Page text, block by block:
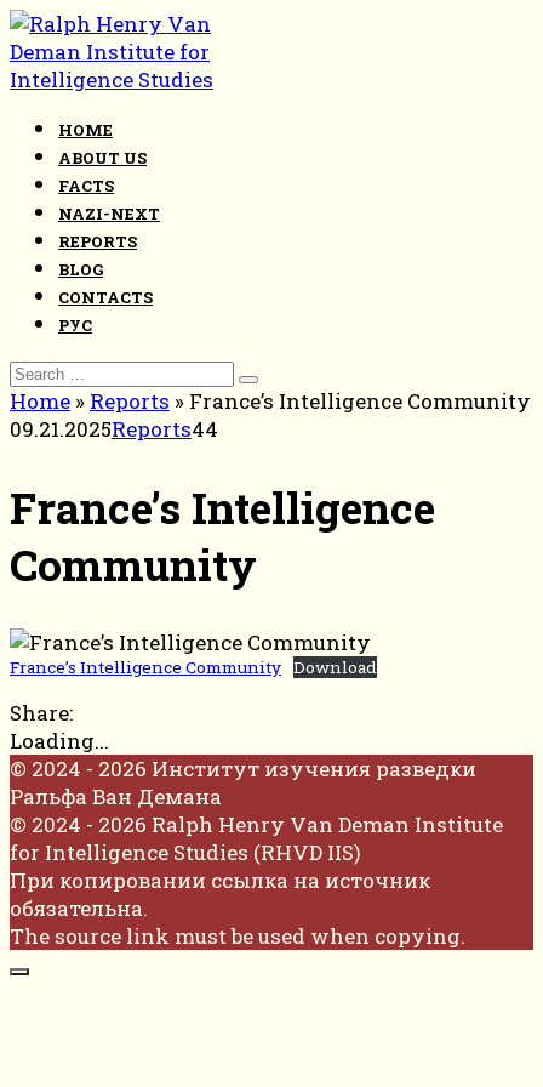
Skip
to
content
HOME
ABOUT US
FACTS
NAZI-NEXT
REPORTS
BLOG
CONTACTS
РУС
Search
for:
Home » Reports » France’s Intelligence Community
09.21.2025Reports44
France’s Intelligence
Community
France’s Intelligence Community Download
Share:
Loading...
© 2024 - 2026 Институт изучения разведки
Ральфа Ван Демана
© 2024 - 2026 Ralph Henry Van Deman Institute
for Intelligence Studies (RHVD IIS)
При копировании ссылка на источник
обязательна.
The source link must be used when copying.